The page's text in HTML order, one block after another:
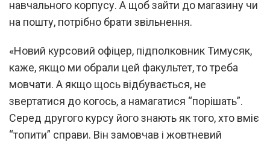
навчального корпусу. А щоб зайти до магазину чи
на пошту, потрібно брати звільнення.
«Новий курсовий офіцер, підполковник Тимусяк,
каже, якщо ми обрали цей факультет, то треба
мовчати. А якщо щось відбувається, не
звертатися до когось, а намагатися “порішать”.
Серед другого курсу його знають як того, хто вміє
“топити” справи. Він замовчав і жовтневий